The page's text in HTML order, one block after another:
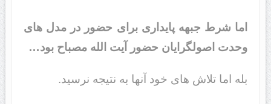
اما شرط جبهه پایداری برای حضور در مدل های
وحدت اصولگرایان حضور آیت الله مصباح بود…
بله اما تلاش های خود آنها به نتیجه نرسید.